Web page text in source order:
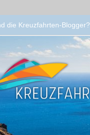
die Kreuzfahrten-Blogger?